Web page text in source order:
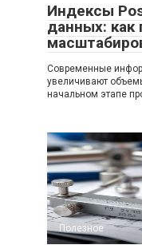
Индексы
данных: как
Современные
увеличивают
начальном этапе
Полезное